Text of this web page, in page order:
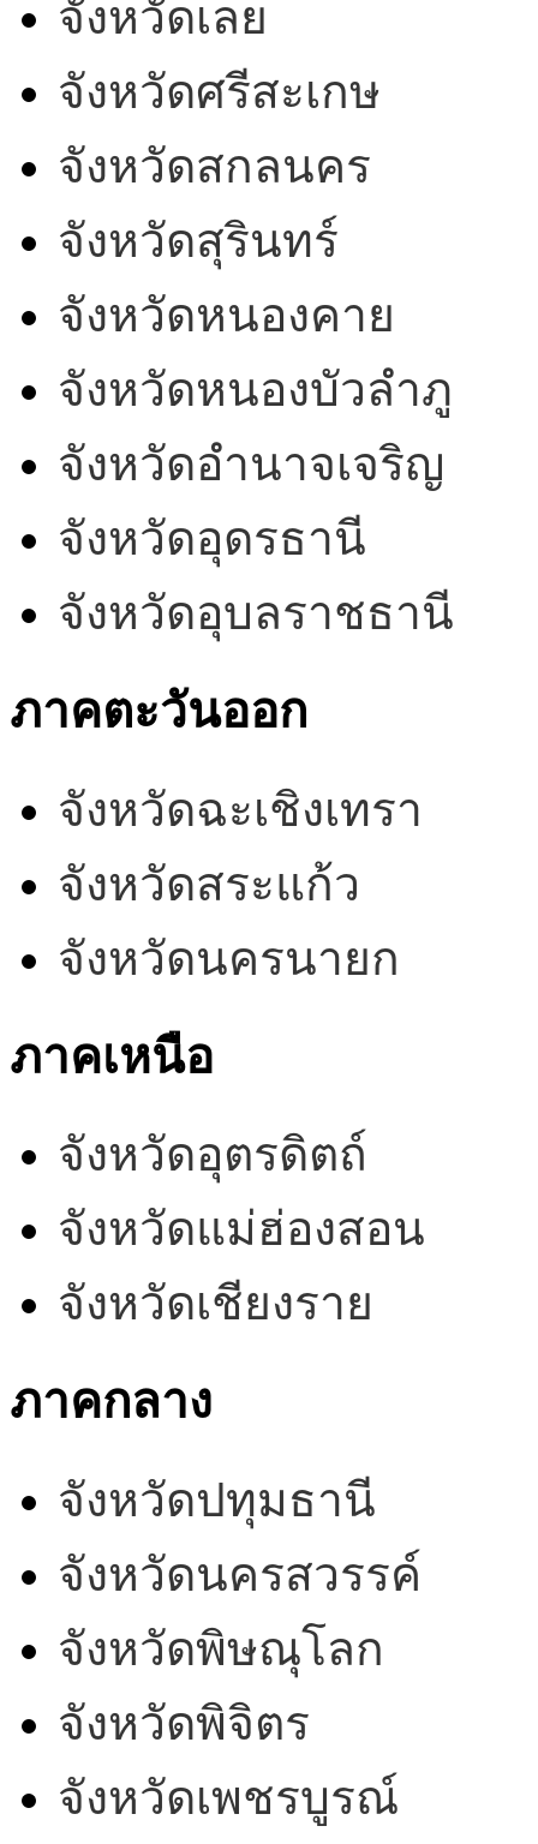
จังหวัดเลย
จังหวัดศรีสะเกษ
จังหวัดสกลนคร
จังหวัดสุรินทร์
จังหวัดหนองคาย
จังหวัดหนองบัวลำภู
จังหวัดอำนาจเจริญ
จังหวัดอุดรธานี
จังหวัดอุบลราชธานี
ภาคตะวันออก
จังหวัดฉะเชิงเทรา
จังหวัดสระแก้ว
จังหวัดนครนายก
ภาคเหนือ
จังหวัดอุตรดิตถ์
จังหวัดแม่ฮ่องสอน
จังหวัดเชียงราย
ภาคกลาง
จังหวัดปทุมธานี
จังหวัดนครสวรรค์
จังหวัดพิษณุโลก
จังหวัดพิจิตร
จังหวัดเพชรบูรณ์